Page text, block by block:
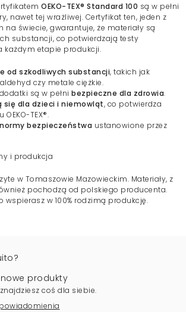
OEKO-TEX® Standard 100 są w pełni
nawet tej wrażliwej. Certyfikat ten, jeden z
na świecie, gwarantuje, że materiały są
substancji, co potwierdzają testy
każdym etapie produkcji.
od szkodliwych substancji, takich jak
czy metale ciężkie.
są w pełni bezpieczne dla zdrowia.
się dla dzieci i niemowląt, co potwierdza
TEX®.
bezpieczeństwa ustanowione przez
i produkcja
w Tomaszowie Mazowieckim. Materiały, z
pochodzą od polskiego producenta.
wspierasz w 100% rodzimą produkcję.
produkty
coś dla siebie.